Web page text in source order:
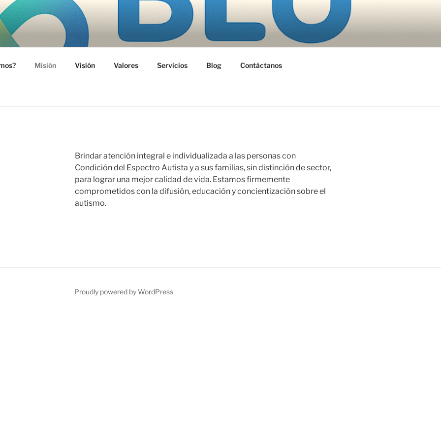
DE AUTISMO GUADALAJARA
Autista Guadalajara
Misión Visión Valores Servicios Blog Contáctanos
Brindar atención integral e individualizada a las personas con
Condición del Espectro Autista y a sus familias, sin distinción de sector,
para lograr una mejor calidad de vida. Estamos firmemente
comprometidos con la difusión, educación y concientización sobre el
autismo.
Proudly powered by WordPress